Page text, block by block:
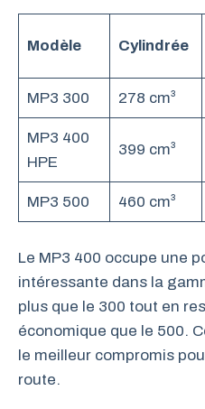
Modèle Cylindrée
MP3 300 278 cm³
MP3 400
HPE
399 cm³
MP3 500 460 cm³
Le MP3 400 occupe une
intéressante dans la
plus que le 300 tout en
économique que le 500.
le meilleur compromis
route.